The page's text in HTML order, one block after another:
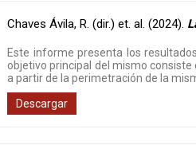
Chaves Ávila, R. (dir.) et. al. (2024)
Este informe presenta los
objetivo principal del mismo
a partir de la perimetración de la
Descargar